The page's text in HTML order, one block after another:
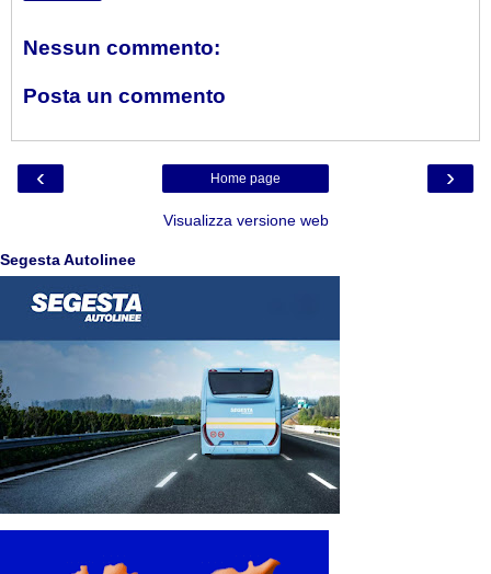
Nessun commento:
Posta un commento
‹ ›
Home page
Visualizza versione web
Segesta Autolinee